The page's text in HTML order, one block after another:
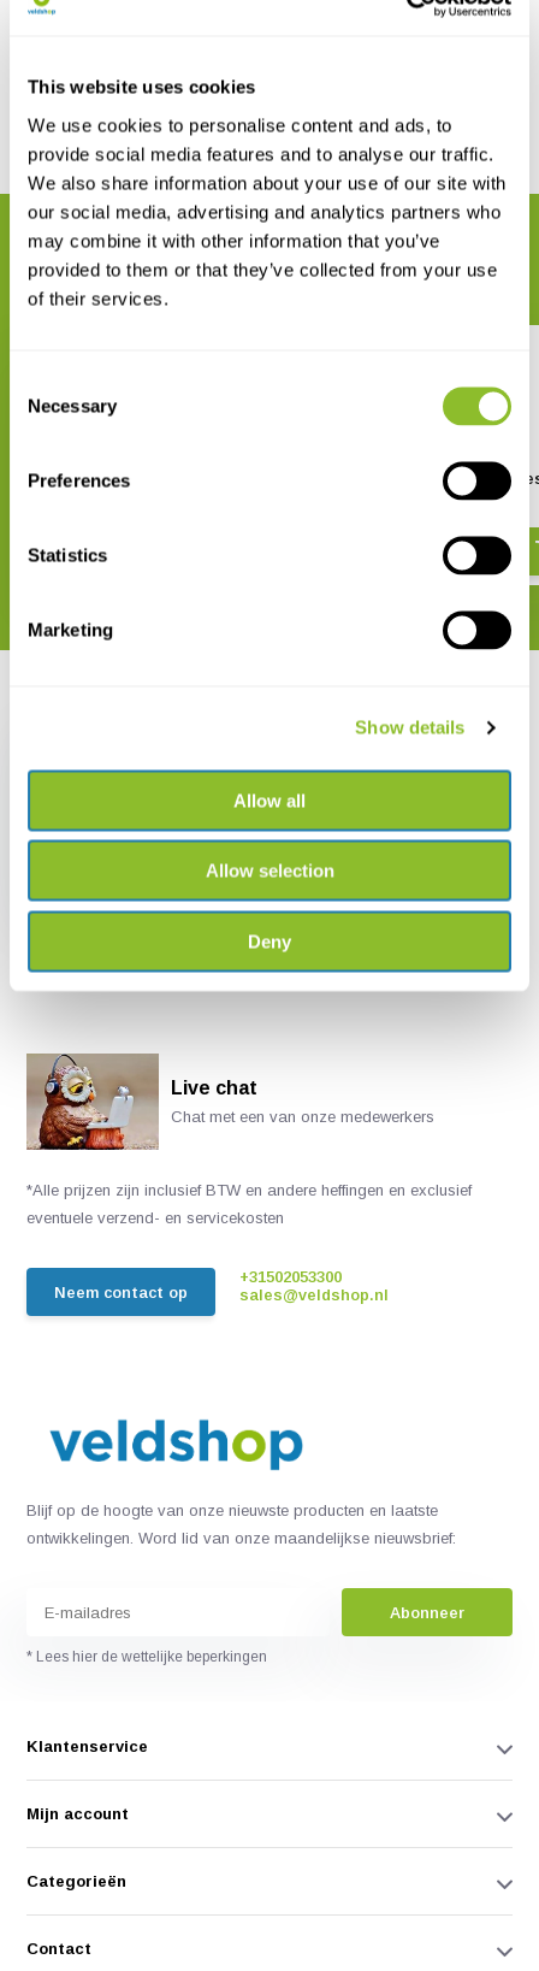
This website uses cookies
We use cookies to personalise content and ads, to
provide social media features and to analyse our traffic.
We also share information about your use of our site with
our social media, advertising and analytics partners who
may combine it with other information that you’ve
provided to them or that they’ve collected from your use
of their services.
Selection
Necessary
Preferences
Statistics
Marketing
Show details
Allow all
Allow selection
Deny
Specificaties
Reviews
Delen
GERELATEERDE PRODUCTEN
Maak uw bestelling compleet
Bradt Wildlife Guide:
Blue-Footed
€ 37,76
Live chat
Chat met een van onze medewerkers
*Alle prijzen zijn inclusief BTW en andere heffingen en exclusief
eventuele verzend- en servicekosten
Neem contact op
+31502053300
sales@veldshop.nl
Blijf op de hoogte van onze nieuwste producten en laatste
ontwikkelingen. Word lid van onze maandelijkse nieuwsbrief:
Abonneer
* Lees hier de wettelijke beperkingen
Klantenservice
Mijn account
Categorieën
Contact